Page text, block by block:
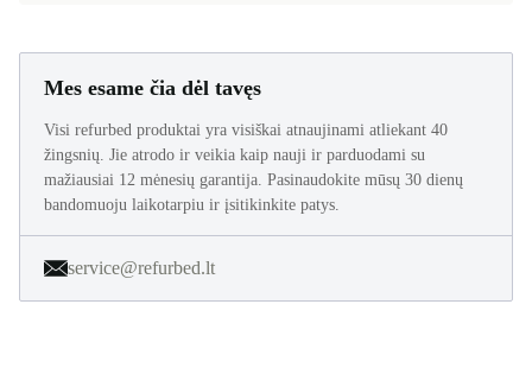
Mes esame čia dėl tavęs
Visi refurbed produktai yra visiškai atnaujinami atliekant 40
žingsnių. Jie atrodo ir veikia kaip nauji ir parduodami su
mažiausiai 12 mėnesių garantija. Pasinaudokite mūsų 30 dienų
bandomuoju laikotarpiu ir įsitikinkite patys.
service@refurbed.lt